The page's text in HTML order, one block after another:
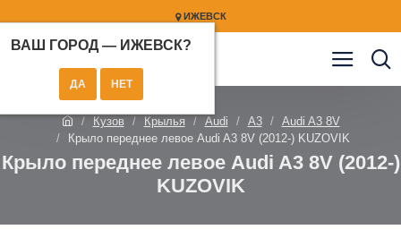
ИЖЕВСК
ВАШ ГОРОД — ИЖЕВСК?
Кузов Крылья Audi A3
Audi A3 8V
Крыло переднее левое Audi A3 8V (2012-) KUZOVIK
Крыло переднее левое Audi A3 8V (2012-)
KUZOVIK